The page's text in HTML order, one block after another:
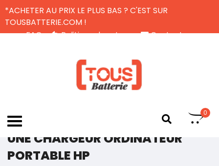
*ACHETER AU PRIX LE PLUS BAS ? C'EST SUR
TOUSBATTERIE.COM !
FAQ
Politique de retour
Contactez-nous
0
UNE CHARGEUR ORDINATEUR
PORTABLE HP